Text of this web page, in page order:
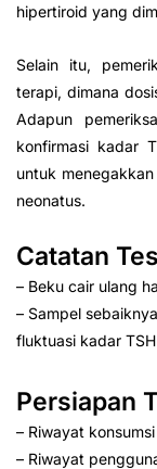
hipertiroid yang
Selain itu,
terapi, dimana
Adapun
konfirmasi kadar
untuk
neonatus.
Catatan Tes
– Beku cair ulang
– Sampel
fluktuasi kadar
Persiapan
– Riwayat
– Riwayat